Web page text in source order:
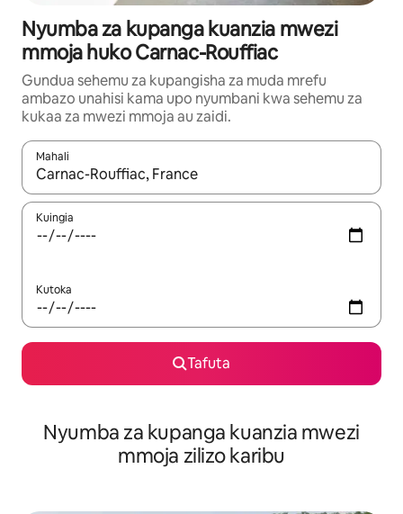
Nyumba za kupanga kuanzia mwezi
mmoja huko Carnac-Rouffiac
Gundua sehemu za kupangisha za muda mrefu
ambazo unahisi kama upo nyumbani kwa sehemu za
kukaa za mwezi mmoja au zaidi.
Mahali
Wakati matokeo yanapatikana, vinjari kwa kutumia vitufe vya
Kuingia
Kutoka
Tafuta
Nyumba za kupanga kuanzia mwezi
mmoja zilizo karibu